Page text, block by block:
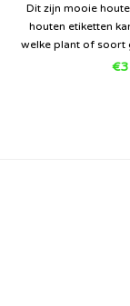
Dit zijn mooie
houten etiketten
welke plant of soort
je een mooi